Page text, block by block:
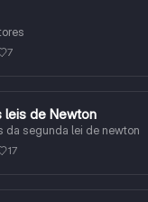
7
leis de Newton
da segunda lei de newton
17